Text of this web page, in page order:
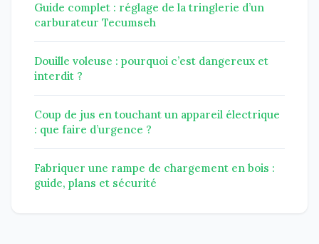
Guide complet : réglage de la tringlerie d’un
carburateur Tecumseh
Douille voleuse : pourquoi c’est dangereux et
interdit ?
Coup de jus en touchant un appareil électrique
: que faire d’urgence ?
Fabriquer une rampe de chargement en bois :
guide, plans et sécurité